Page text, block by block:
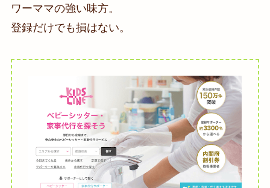
ワーママの強い味方。
登録だけでも損はない。